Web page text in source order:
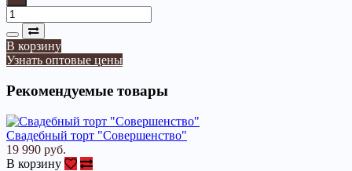
В корзину
Узнать оптовые цены
Рекомендуемые товары
Свадебный торт "Совершенство"
19 990 руб.
В корзину